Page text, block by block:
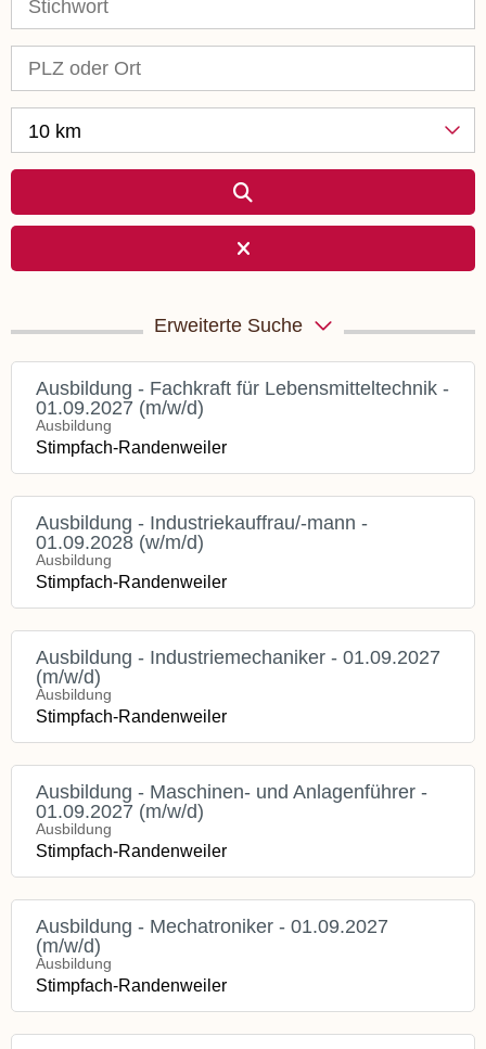
10 km
Erweiterte Suche
Ausbildung - Fachkraft für Lebensmitteltechnik -
01.09.2027 (m/w/d)
Ausbildung
Stimpfach-Randenweiler
Ausbildung - Industriekauffrau/-mann -
01.09.2028 (w/m/d)
Ausbildung
Stimpfach-Randenweiler
Ausbildung - Industriemechaniker - 01.09.2027
(m/w/d)
Ausbildung
Stimpfach-Randenweiler
Ausbildung - Maschinen- und Anlagenführer -
01.09.2027 (m/w/d)
Ausbildung
Stimpfach-Randenweiler
Ausbildung - Mechatroniker - 01.09.2027
(m/w/d)
Ausbildung
Stimpfach-Randenweiler